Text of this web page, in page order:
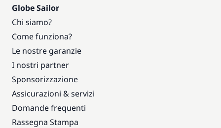
Globe Sailor
Chi siamo?
Come funziona?
Le nostre garanzie
I nostri partner
Sponsorizzazione
Assicurazioni & servizi
Domande frequenti
Rassegna Stampa